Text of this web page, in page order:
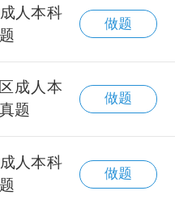
人本科
做题
成人本
题
做题
人本科
做题